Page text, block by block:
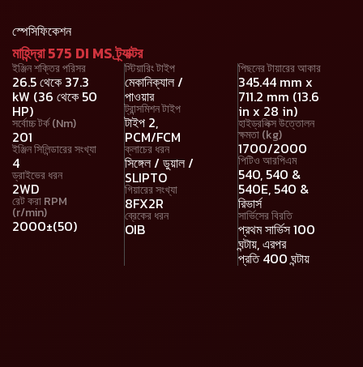
স্পেসিফিকেশন
মাহিন্দ্রা 575 DI MS ট্র্যাক্টর
ইঞ্জিন শক্তির পরিসর
26.5 থেকে 37.3
kW (36 থেকে 50
HP)
সর্বোচ্চ টর্ক (Nm)
201
ইঞ্জিন সিলিন্ডারের সংখ্যা
4
ড্রাইভের ধরন
2WD
রেট করা RPM
(r/min)
2000±(50)
স্টিয়ারিং টাইপ
মেকানিক্যাল /
পাওয়ার
ট্রান্সমিশন টাইপ
টাইপ 2,
PCM/FCM
ক্লাচের ধরন
সিঙ্গেল / ডুয়াল /
SLIPTO
গিয়ারের সংখ্যা
8FX2R
ব্রেকের ধরন
OIB
পিছনের টায়ারের আকার
345.44 mm x
711.2 mm (13.6
in x 28 in)
হাইড্রলিক্স উত্তোলন
ক্ষমতা (kg)
1700/2000
পিটিও আরপিএম
540, 540 &
540E, 540 &
রিভার্স
সার্ভিসের বিরতি
প্রথম সার্ভিস 100
ঘন্টায়, এরপর
প্রতি 400 ঘন্টায়